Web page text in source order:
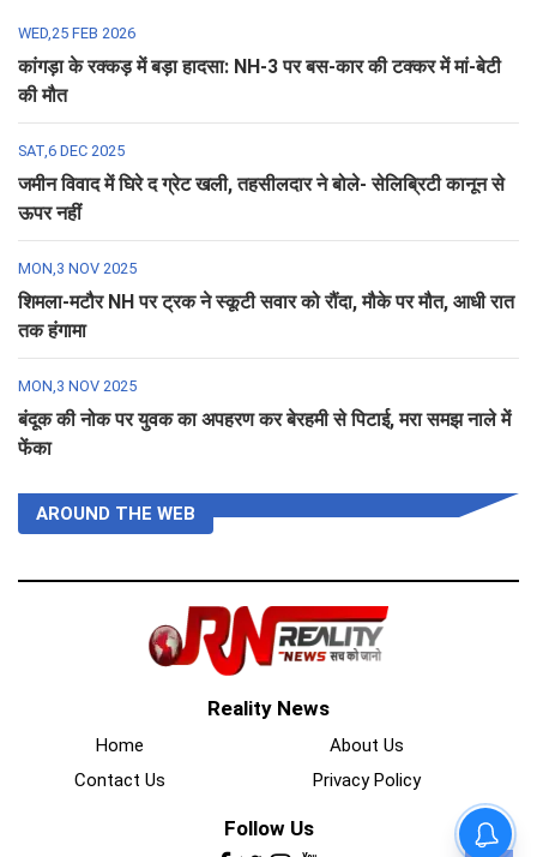
WED,25 FEB 2026
कांगड़ा के रक्कड़ में बड़ा हादसा: NH-3 पर बस-कार की टक्कर में मां-बेटी
की मौत
SAT,6 DEC 2025
जमीन विवाद में घिरे द ग्रेट खली, तहसीलदार ने बोले- सेलिब्रिटी कानून से
ऊपर नहीं
MON,3 NOV 2025
शिमला-मटौर NH पर ट्रक ने स्कूटी सवार को रौंदा, मौके पर मौत, आधी रात
तक हंगामा
MON,3 NOV 2025
बंदूक की नोक पर युवक का अपहरण कर बेरहमी से पिटाई, मरा समझ नाले में
फेंका
AROUND THE WEB
Reality News
Home
About Us
Contact Us
Privacy Policy
Follow Us